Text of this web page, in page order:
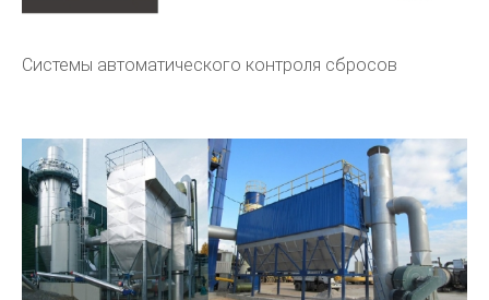
Системы автоматического контроля сбросов